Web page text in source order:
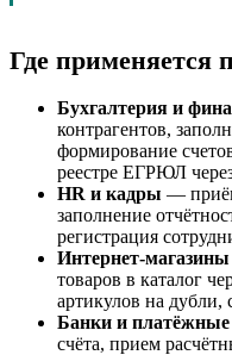
Где применяется
Бухгалтерия и
контрагентов,
формирование
реестре ЕГРЮЛ
HR и кадры —
заполнение
регистрация
Интернет-
товаров в каталог
артикулов на
Банки и платёжные
счёта, прием